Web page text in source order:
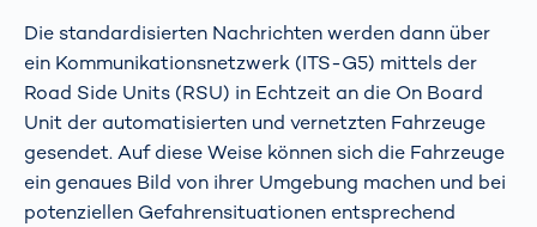
Die standardisierten Nachrichten werden dann über
ein Kommunikationsnetzwerk (ITS-G5) mittels der
Road Side Units (RSU) in Echtzeit an die On Board
Unit der automatisierten und vernetzten Fahrzeuge
gesendet. Auf diese Weise können sich die Fahrzeuge
ein genaues Bild von ihrer Umgebung machen und bei
potenziellen Gefahrensituationen entsprechend